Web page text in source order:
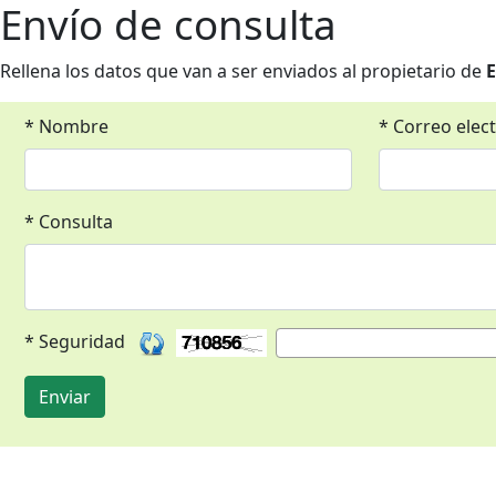
Envío de consulta
Rellena los datos que van a ser enviados al propietario de
* Nombre * Correo
* Consulta
* Seguridad
Enviar